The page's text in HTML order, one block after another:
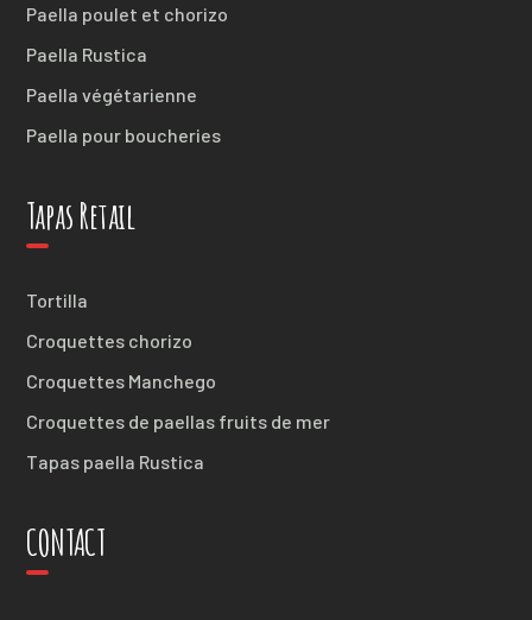
Paella poulet et chorizo
Paella Rustica
Paella végétarienne
Paella pour boucheries
Tapas Retail
Tortilla
Croquettes chorizo
Croquettes Manchego
Croquettes de paellas fruits de mer
Tapas paella Rustica
CONTACT